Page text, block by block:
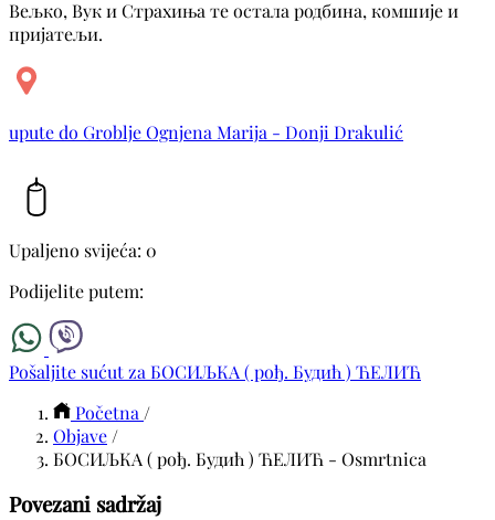
Вељко, Вук и Страхиња те остала родбина, комшије и
пријатељи.
upute do Groblje Ognjena Marija - Donji Drakulić
Upaljeno svijeća: 0
Podijelite putem:
Pošaljite sućut za БОСИЉКА ( рођ. Будић ) ЋЕЛИЋ
Početna /
Objave /
БОСИЉКА ( рођ. Будић ) ЋЕЛИЋ - Osmrtnica
Povezani sadržaj